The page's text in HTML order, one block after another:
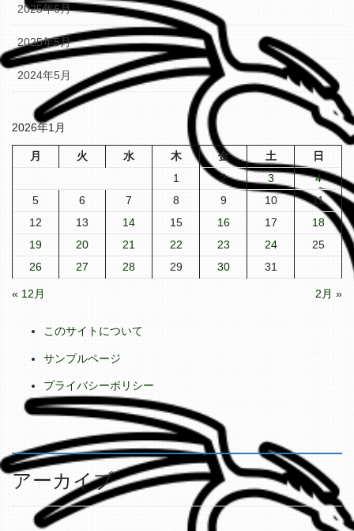
2025年6月
2025年5月
2024年5月
2026年1月
月 火 水 木 金 土
日
1
2 3
4
5
6 7 8 9 10
11
12
13 14 15 16 17
18
19
20 21 22 23 24
25
26
27 28 29 30 31
« 12月 2月 »
このサイトについて
サンプルページ
プライバシーポリシー
アーカイブ